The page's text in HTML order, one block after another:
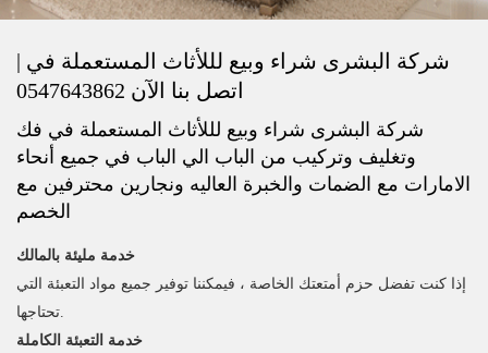
شركة البشرى شراء وبيع لللأثاث المستعملة في |
اتصل بنا الآن 0547643862
شركة البشرى شراء وبيع لللأثاث المستعملة في فك
وتغليف وتركيب من الباب الي الباب في جميع أنحاء
الامارات مع الضمات والخبرة العاليه ونجارين محترفين مع
الخصم
خدمة مليئة بالمالك
إذا كنت تفضل حزم أمتعتك الخاصة ، فيمكننا توفير جميع مواد التعبئة التي
خدمة التعبئة الكاملة